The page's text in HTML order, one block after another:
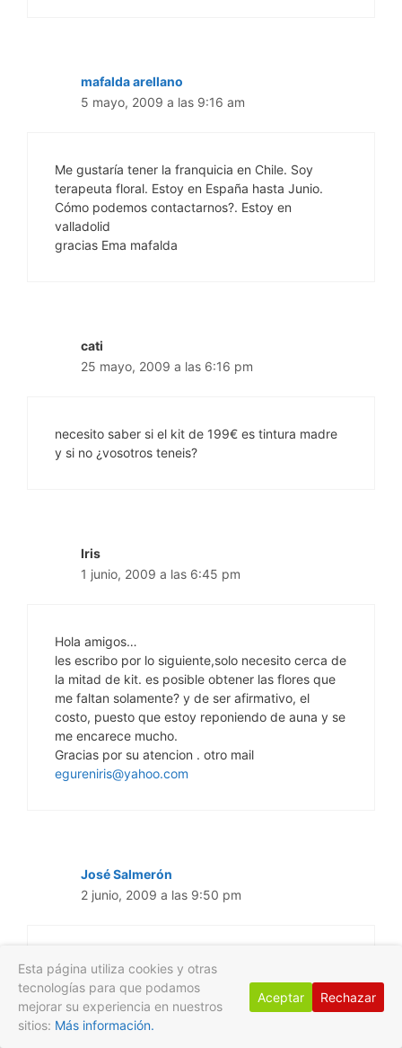
mafalda arellano
5 mayo, 2009 a las 9:16 am
Me gustaría tener la franquicia en Chile. Soy
terapeuta floral. Estoy en España hasta Junio.
Cómo podemos contactarnos?. Estoy en
valladolid
gracias Ema mafalda
cati
25 mayo, 2009 a las 6:16 pm
necesito saber si el kit de 199€ es tintura madre
y si no ¿vosotros teneis?
Iris
1 junio, 2009 a las 6:45 pm
Hola amigos…
les escribo por lo siguiente,solo necesito cerca de
la mitad de kit. es posible obtener las flores que
me faltan solamente? y de ser afirmativo, el
costo, puesto que estoy reponiendo de auna y se
me encarece mucho.
Gracias por su atencion . otro mail
egureniris@yahoo.com
José Salmerón
2 junio, 2009 a las 9:50 pm
Hola:
Bueno, respondo simultaneamente.
1.- Sí, nuestras esencias son tinturas madres.
2.- Ya hablamos en tu correo personal de la
Esta página utiliza cookies y otras
tecnologías para que podamos
mejorar su experiencia en nuestros
sitios: Más información.
Aceptar Rechazar